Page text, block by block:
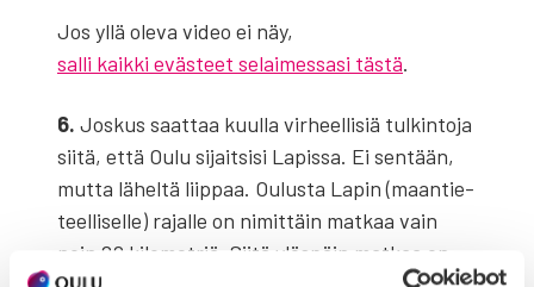
Jos yllä ole­va video ei näy,
salli kaikki evästeet selaimessasi tästä.
6. Jos­kus saat­taa kuul­la vir­heel­li­siä tul­kin­to­ja
sii­tä, että Oulu sijait­si­si Lapis­sa. Ei sen­tään,
mut­ta lähel­tä liip­paa. Oulus­ta Lapin (maan­tie­
teel­li­sel­le) rajal­le on nimit­täin mat­kaa vain
noin 80 kilo­met­riä. Sii­tä ylös­päin mat­kaa on